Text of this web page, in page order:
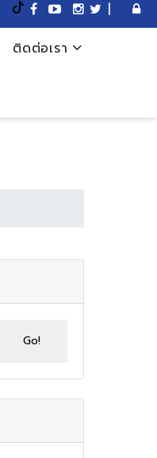
|
ติดต่อเรา